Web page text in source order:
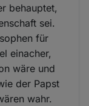
behauptet,
sei.
für
einacher,
wäre und
der Papst
wahr.